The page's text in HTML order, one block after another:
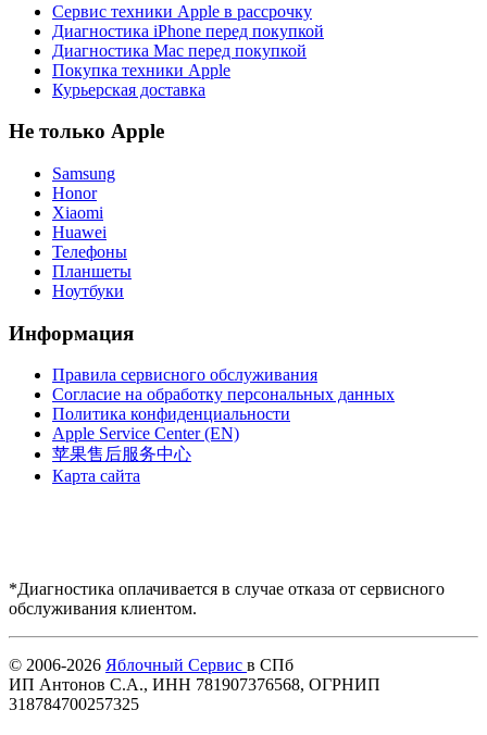
Сервис техники Apple в рассрочку
Диагностика iPhone перед покупкой
Диагностика Mac перед покупкой
Покупка техники Apple
Курьерская доставка
Не только Apple
Samsung
Honor
Xiaomi
Huawei
Телефоны
Планшеты
Ноутбуки
Информация
Правила сервисного обслуживания
Согласие на обработку персональных данных
Политика конфиденциальности
Apple Service Center (EN)
苹果售后服务中心
Карта сайта
Купить AirPods
*Диагностика оплачивается в случае отказа от сервисного
обслуживания клиентом.
© 2006-2026 Яблочный Сервис в СПб
ИП Антонов С.А., ИНН 781907376568, ОГРНИП
318784700257325